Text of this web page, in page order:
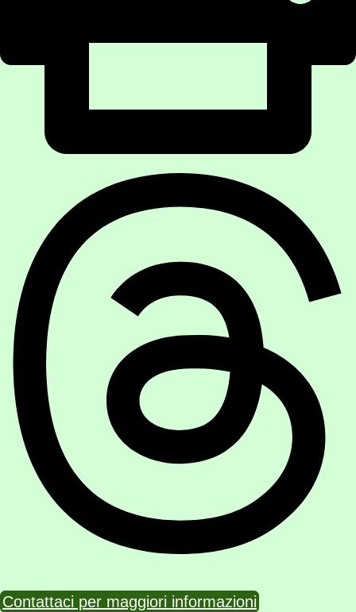
Contattaci per maggiori informazioni